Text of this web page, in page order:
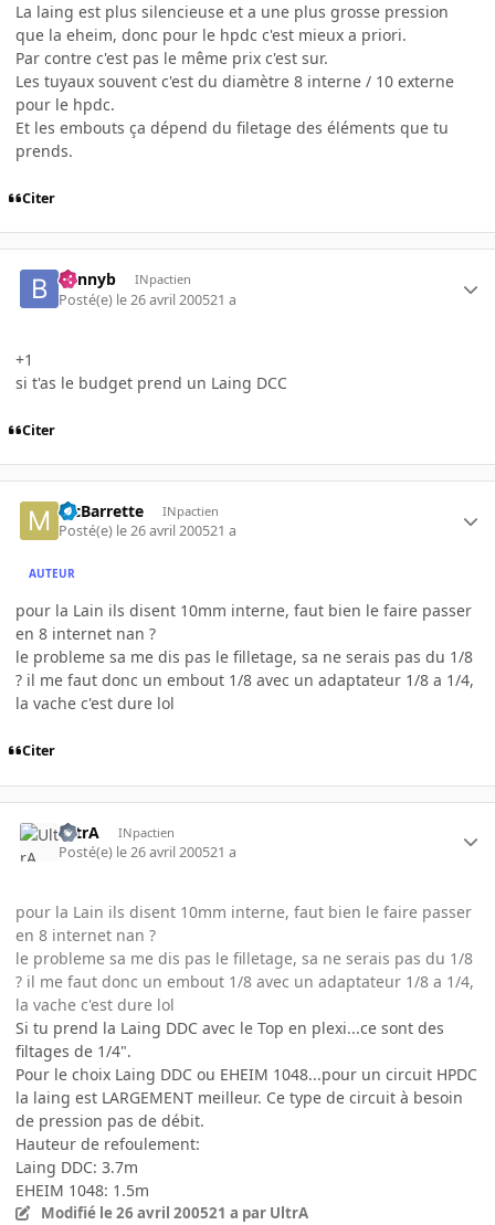
La laing est plus silencieuse et a une plus grosse pression
que la eheim, donc pour le hpdc c'est mieux a priori.
Par contre c'est pas le même prix c'est sur.
Les tuyaux souvent c'est du diamètre 8 interne / 10 externe
pour le hpdc.
Et les embouts ça dépend du filetage des éléments que tu
prends.
Citer
bennyb INpactien
Posté(e) le 26 avril 200521 a
+1
si t'as le budget prend un Laing DCC
Citer
McBarrette INpactien
Posté(e) le 26 avril 200521 a
AUTEUR
pour la Lain ils disent 10mm interne, faut bien le faire passer
en 8 internet nan ?
le probleme sa me dis pas le filletage, sa ne serais pas du 1/8
? il me faut donc un embout 1/8 avec un adaptateur 1/8 a 1/4,
la vache c'est dure lol
Citer
UltrA INpactien
Posté(e) le 26 avril 200521 a
pour la Lain ils disent 10mm interne, faut bien le faire passer
en 8 internet nan ?
le probleme sa me dis pas le filletage, sa ne serais pas du 1/8
? il me faut donc un embout 1/8 avec un adaptateur 1/8 a 1/4,
la vache c'est dure lol
Si tu prend la Laing DDC avec le Top en plexi...ce sont des
filtages de 1/4".
Pour le choix Laing DDC ou EHEIM 1048...pour un circuit HPDC
la laing est LARGEMENT meilleur. Ce type de circuit à besoin
de pression pas de débit.
Hauteur de refoulement:
Laing DDC: 3.7m
EHEIM 1048: 1.5m
Modifié le 26 avril 200521 a par UltrA